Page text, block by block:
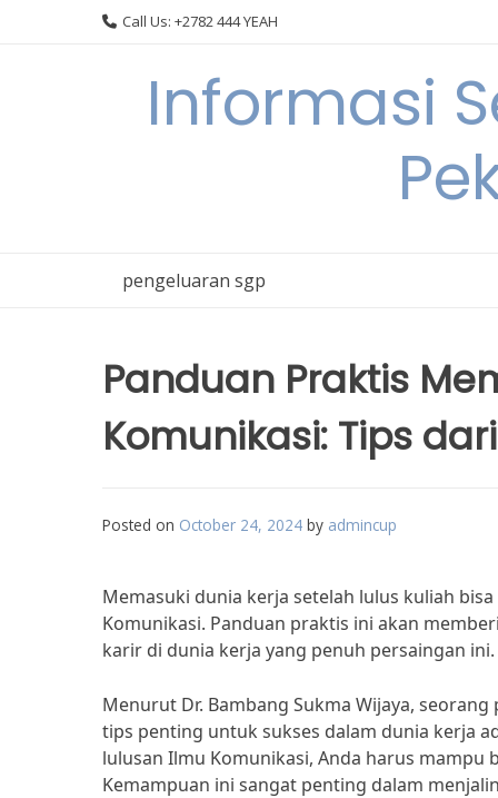
Call Us: +2782 444 YEAH
Informasi
pengeluaran sgp
Panduan Praktis
Komunikasi: Tips
Posted on October 24, 2024 by admincup
Memasuki dunia kerja setelah lulus kuliah
Komunikasi. Panduan praktis ini akan
karir di dunia kerja yang penuh persaingan ini.
Menurut Dr. Bambang Sukma Wijaya,
tips penting untuk sukses dalam dunia kerja
lulusan Ilmu Komunikasi, Anda harus
Kemampuan ini sangat penting dalam